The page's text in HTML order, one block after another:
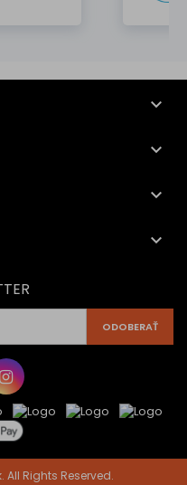




Rights Reserved.